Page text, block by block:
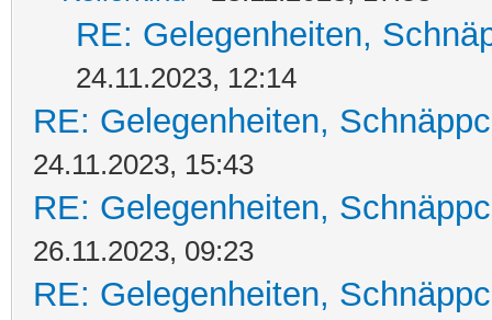
RE: Gelegenheiten,
24.11.2023, 12:14
RE: Gelegenheiten,
24.11.2023, 15:43
RE: Gelegenheiten,
26.11.2023, 09:23
RE: Gelegenheiten,